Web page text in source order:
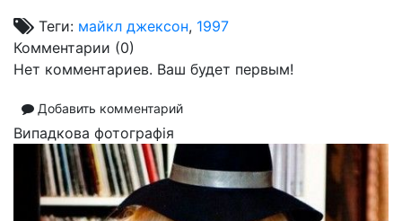
Теги: майкл джексон, 1997
Комментарии (0)
Нет комментариев. Ваш будет первым!
Добавить комментарий
Випадкова фотографія